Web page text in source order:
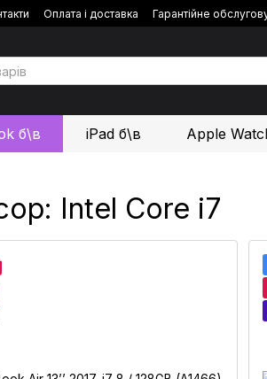
Оплата і доставка Гарантійне
б\в iPad б\в Apple
Intel Core i7